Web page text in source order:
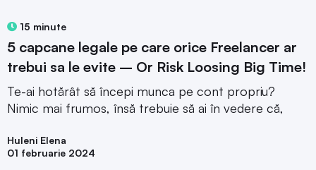
15 minute
5 capcane legale pe care orice Freelancer ar
trebui sa le evite – Or Risk Loosing Big Time!
Te-ai hotărât să începi munca pe cont propriu?
Nimic mai frumos, însă trebuie să ai în vedere că,
Huleni Elena
01 februarie 2024